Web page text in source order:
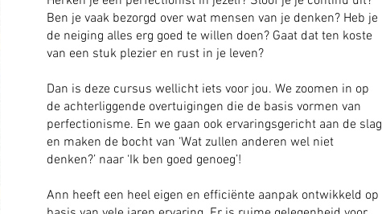
Ben je vaak bezorgd over wat mensen van je denken? Heb je
de neiging alles erg goed te willen doen? Gaat dat ten koste
van een stuk plezier en rust in je leven?
Dan is deze cursus wellicht iets voor jou. We zoomen in op
de achterliggende overtuigingen die de basis vormen van
perfectionisme. En we gaan ook ervaringsgericht aan de slag
en maken de bocht van ‘Wat zullen anderen wel niet
denken?’ naar ‘Ik ben goed genoeg’!
Ann heeft een heel eigen en efficiënte aanpak ontwikkeld op